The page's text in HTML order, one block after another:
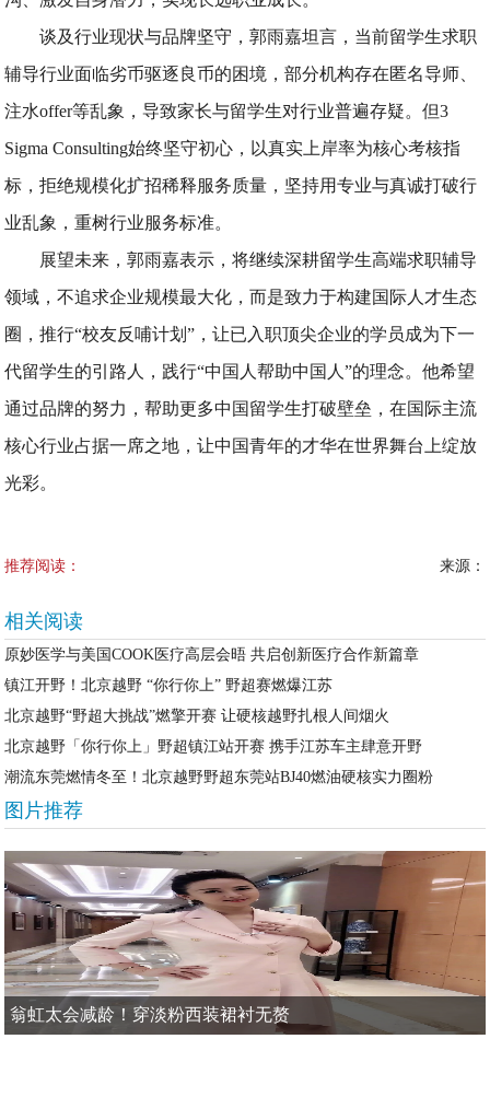
谈及行业现状与品牌坚守，郭雨嘉坦言，当前留学生求职
辅导行业面临劣币驱逐良币的困境，部分机构存在匿名导师、
注水offer等乱象，导致家长与留学生对行业普遍存疑。但3
Sigma Consulting始终坚守初心，以真实上岸率为核心考核指
标，拒绝规模化扩招稀释服务质量，坚持用专业与真诚打破行
业乱象，重树行业服务标准。
展望未来，郭雨嘉表示，将继续深耕留学生高端求职辅导
领域，不追求企业规模最大化，而是致力于构建国际人才生态
圈，推行“校友反哺计划”，让已入职顶尖企业的学员成为下一
代留学生的引路人，践行“中国人帮助中国人”的理念。他希望
通过品牌的努力，帮助更多中国留学生打破壁垒，在国际主流
核心行业占据一席之地，让中国青年的才华在世界舞台上绽放
光彩。
推荐阅读： 来源：
相关阅读
原妙医学与美国COOK医疗高层会晤 共启创新医疗合作新篇章
镇江开野！北京越野 “你行你上” 野超赛燃爆江苏
北京越野“野超大挑战”燃擎开赛 让硬核越野扎根人间烟火
北京越野「你行你上」野超镇江站开赛 携手江苏车主肆意开野
潮流东莞燃情冬至！北京越野野超东莞站BJ40燃油硬核实力圈粉
图片推荐
翁虹太会减龄！穿淡粉西装裙衬无赘